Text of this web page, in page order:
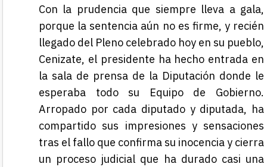
Con la prudencia que siempre lleva a gala,
porque la sentencia aún no es firme, y recién
llegado del Pleno celebrado hoy en su pueblo,
Cenizate, el presidente ha hecho entrada en
la sala de prensa de la Diputación donde le
esperaba todo su Equipo de Gobierno.
Arropado por cada diputado y diputada, ha
compartido sus impresiones y sensaciones
tras el fallo que confirma su inocencia y cierra
un proceso judicial que ha durado casi una